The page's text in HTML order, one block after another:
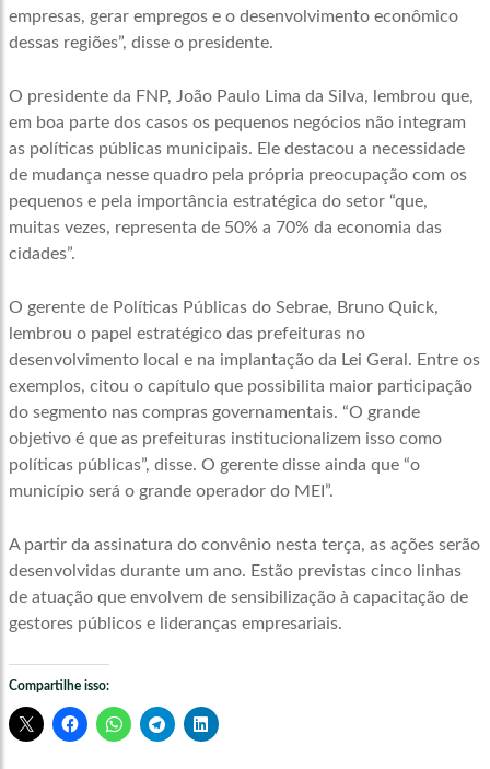
empresas, gerar empregos e o desenvolvimento econômico
dessas regiões”, disse o presidente.
O presidente da FNP, João Paulo Lima da Silva, lembrou que,
em boa parte dos casos os pequenos negócios não integram
as políticas públicas municipais. Ele destacou a necessidade
de mudança nesse quadro pela própria preocupação com os
pequenos e pela importância estratégica do setor “que,
muitas vezes, representa de 50% a 70% da economia das
cidades”.
O gerente de Políticas Públicas do Sebrae, Bruno Quick,
lembrou o papel estratégico das prefeituras no
desenvolvimento local e na implantação da Lei Geral. Entre os
exemplos, citou o capítulo que possibilita maior participação
do segmento nas compras governamentais. “O grande
objetivo é que as prefeituras institucionalizem isso como
políticas públicas”, disse. O gerente disse ainda que “o
município será o grande operador do MEI”.
A partir da assinatura do convênio nesta terça, as ações serão
desenvolvidas durante um ano. Estão previstas cinco linhas
de atuação que envolvem de sensibilização à capacitação de
gestores públicos e lideranças empresariais.
Compartilhe isso: